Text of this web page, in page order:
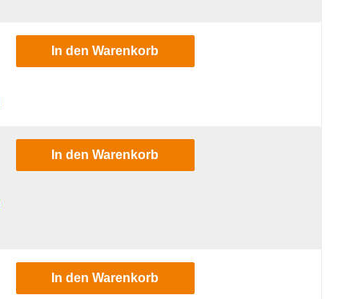
In den Warenkorb
In den Warenkorb
In den Warenkorb